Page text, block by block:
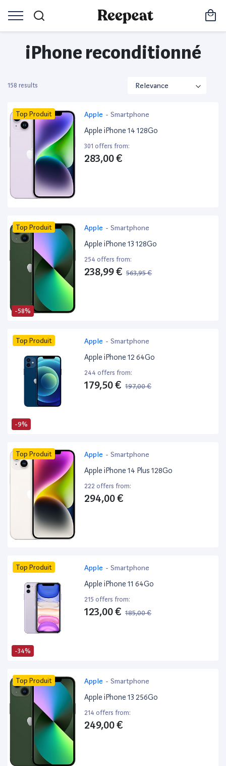
iPhone reconditionné
158 results
Top Produit Apple - Smartphone
Apple iPhone 14 128Go
301 offers from:
283,00 €
-58%
Top Produit Apple - Smartphone
Apple iPhone 13 128Go
254 offers from:
238,99 € 563,95 €
-9%
Top Produit Apple - Smartphone
Apple iPhone 12 64Go
244 offers from:
179,50 € 197,00 €
Top Produit Apple - Smartphone
Apple iPhone 14 Plus 128Go
222 offers from:
294,00 €
-34%
Top Produit Apple - Smartphone
Apple iPhone 11 64Go
215 offers from:
123,00 € 185,00 €
Top Produit Apple - Smartphone
Apple iPhone 13 256Go
214 offers from:
249,00 €